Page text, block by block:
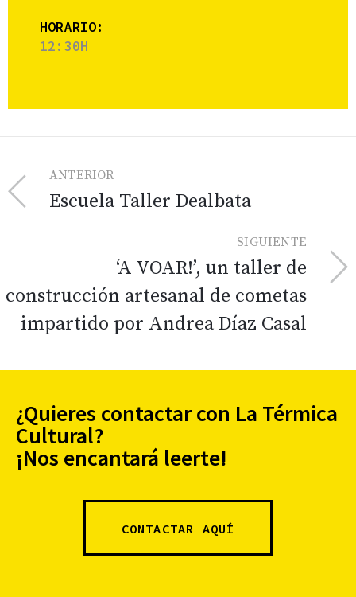
HORARIO:
12:30H
ANTERIOR
Escuela Taller Dealbata
SIGUIENTE
‘A VOAR!’, un taller de
construcción artesanal de cometas
impartido por Andrea Díaz Casal
¿Quieres contactar con La Térmica
Cultural?
¡Nos encantará leerte!
CONTACTAR AQUÍ